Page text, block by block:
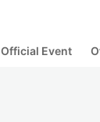
Official Event